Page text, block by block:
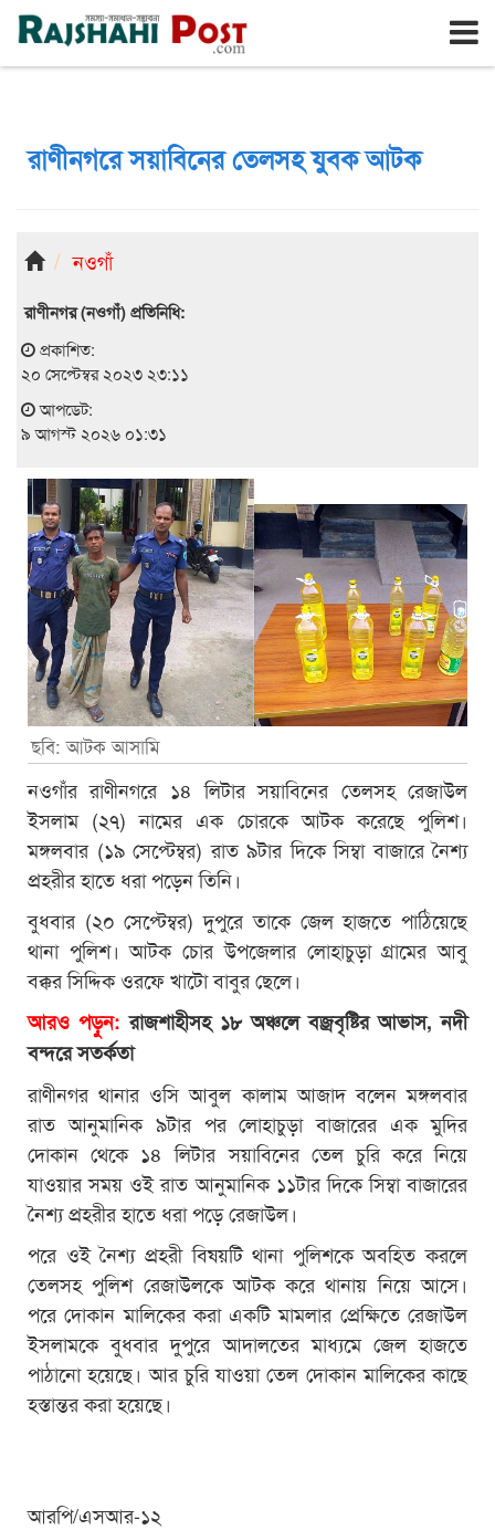
রাজশাহী রবিবার, ৯ই আগস্ট ২০২৬, ২৫শে শ্রাবণ ১৪৩৩
রাণীনগরে সয়াবিনের তেলসহ যুবক আটক
নওগাঁ
রাণীনগর (নওগাঁ) প্রতিনিধি:
প্রকাশিত:
২০ সেপ্টেম্বর ২০২৩ ২৩:১১
আপডেট:
৯ আগস্ট ২০২৬ ০১:৩১
ছবি: আটক আসামি
নওগাঁর রাণীনগরে ১৪ লিটার সয়াবিনের তেলসহ রেজাউল
ইসলাম (২৭) নামের এক চোরকে আটক করেছে পুলিশ।
মঙ্গলবার (১৯ সেপ্টেম্বর) রাত ৯টার দিকে সিম্বা বাজারে নৈশ্য
প্রহরীর হাতে ধরা পড়েন তিনি।
বুধবার (২০ সেপ্টেম্বর) দুপুরে তাকে জেল হাজতে পাঠিয়েছে
থানা পুলিশ। আটক চোর উপজেলার লোহাচুড়া গ্রামের আবু
বক্কর সিদ্দিক ওরফে খাটো বাবুর ছেলে।
আরও পড়ুন: রাজশাহীসহ ১৮ অঞ্চলে বজ্রবৃষ্টির আভাস, নদী
বন্দরে সতর্কতা
রাণীনগর থানার ওসি আবুল কালাম আজাদ বলেন মঙ্গলবার
রাত আনুমানিক ৯টার পর লোহাচুড়া বাজারের এক মুদির
দোকান থেকে ১৪ লিটার সয়াবিনের তেল চুরি করে নিয়ে
যাওয়ার সময় ওই রাত আনুমানিক ১১টার দিকে সিম্বা বাজারের
নৈশ্য প্রহরীর হাতে ধরা পড়ে রেজাউল।
পরে ওই নৈশ্য প্রহরী বিষয়টি থানা পুলিশকে অবহিত করলে
তেলসহ পুলিশ রেজাউলকে আটক করে থানায় নিয়ে আসে।
পরে দোকান মালিকের করা একটি মামলার প্রেক্ষিতে রেজাউল
ইসলামকে বুধবার দুপুরে আদালতের মাধ্যমে জেল হাজতে
পাঠানো হয়েছে। আর চুরি যাওয়া তেল দোকান মালিকের কাছে
হস্তান্তর করা হয়েছে।
আরপি/এসআর-১২